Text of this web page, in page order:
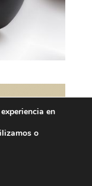
en
o